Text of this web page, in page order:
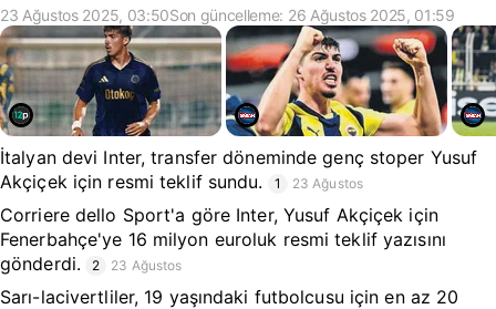
23 Ağustos 2025, 03:50Son güncelleme: 26 Ağustos 2025, 01:59
İtalyan devi Inter, transfer döneminde genç stoper Yusuf
Akçiçek için resmi teklif sundu.
1 23 Ağustos
Corriere dello Sport'a göre Inter, Yusuf Akçiçek için
Fenerbahçe'ye 16 milyon euroluk resmi teklif yazısını
gönderdi.
2 23 Ağustos
Sarı-lacivertliler, 19 yaşındaki futbolcusu için en az 20